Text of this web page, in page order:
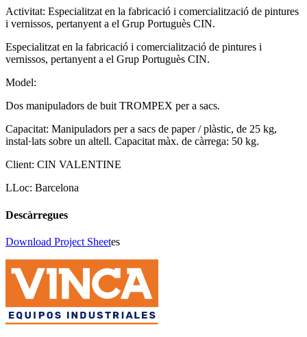
Activitat: Especialitzat en la fabricació i comercialització de pintures
i vernissos, pertanyent a el Grup Portuguès CIN.
Especialitzat en la fabricació i comercialització de pintures i
vernissos, pertanyent a el Grup Portuguès CIN.
Model:
Dos manipuladors de buit TROMPEX per a sacs.
Capacitat: Manipuladors per a sacs de paper / plàstic, de 25 kg,
instal·lats sobre un altell. Capacitat màx. de càrrega: 50 kg.
Client: CIN VALENTINE
LLoc: Barcelona
Descàrregues
Download Project Sheetes